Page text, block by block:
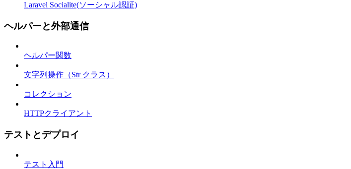
Laravel Socialite(ソーシャル認証)
ヘルパーと外部通信
ヘルパー関数
文字列操作（Str クラス）
コレクション
HTTPクライアント
テストとデプロイ
テスト入門